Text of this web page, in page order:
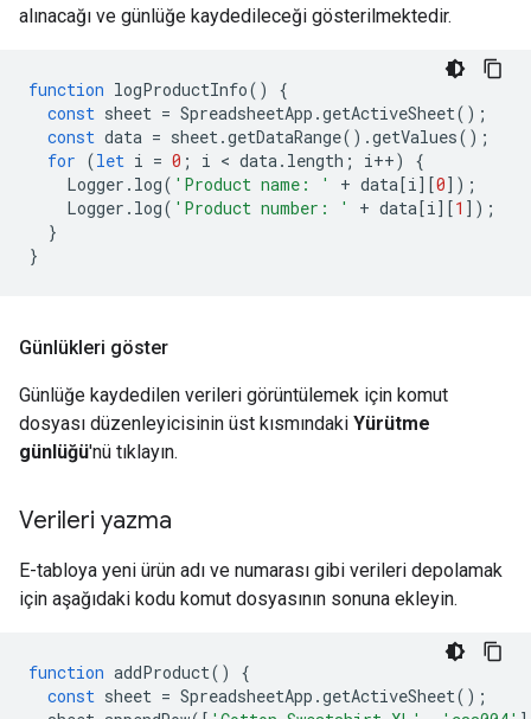
alınacağı ve günlüğe kaydedileceği gösterilmektedir.
function logProductInfo()
{
const sheet = SpreadsheetApp .getActiveSheet();
const data = sheet.getDataRange().getValues();
for (let i = 0 ; i < data. length ; i++)
{
Logger . log( 'Product name: ' + data[i][0]);
Logger . log( 'Product number: ' + data[i][1 ]);
}
}
Günlükleri göster
Günlüğe kaydedilen verileri görüntülemek için komut
dosyası düzenleyicisinin üst kısmındaki Yürütme
günlüğü'nü tıklayın.
Verileri yazma
E-tabloya yeni ürün adı ve numarası gibi verileri depolamak
için aşağıdaki kodu komut dosyasının sonuna ekleyin.
function addProduct()
{
const sheet = SpreadsheetApp .getActiveSheet();